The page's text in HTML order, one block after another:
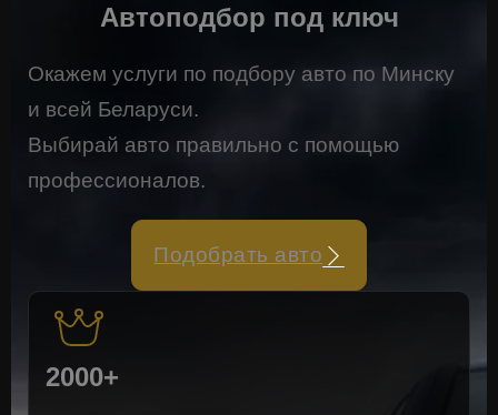
Автоподбор под ключ
Окажем услуги по подбору авто по Минску
и всей Беларуси.
Выбирай авто правильно с помощью
профессионалов.
Подобрать авто
2000+